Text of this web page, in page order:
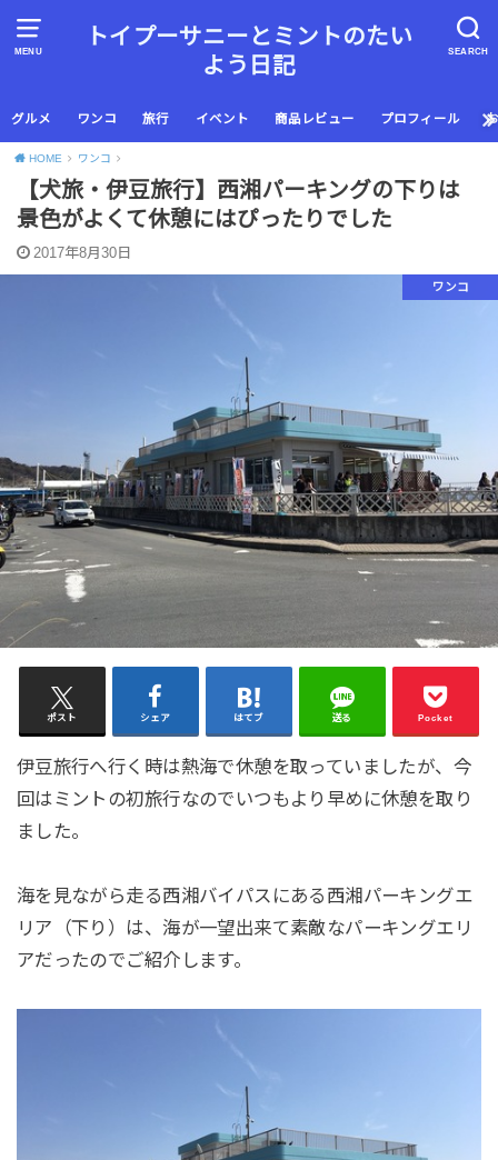
MENU SEARCH
トイプーサニーとミントのたい
よう日記
グルメ ワンコ 旅行 イベント 商品レビュー プロフィール
HOME ワンコ
【犬旅・伊豆旅行】西湘パーキングの下りは
景色がよくて休憩にはぴったりでした
2017年8月30日
ワンコ
ポスト シェア はてブ 送る Pocket
伊豆旅行へ行く時は熱海で休憩を取っていましたが、今
回はミントの初旅行なのでいつもより早めに休憩を取り
ました。
海を見ながら走る西湘バイパスにある西湘パーキングエ
リア（下り）は、海が一望出来て素敵なパーキングエリ
アだったのでご紹介します。